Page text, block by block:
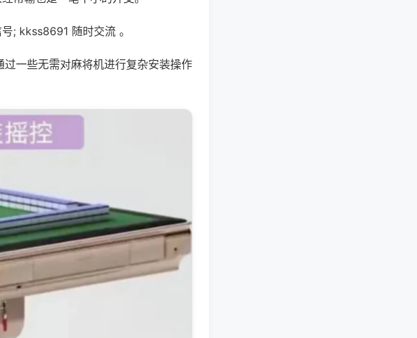
; kkss8691 随时交流 。
一些无需对麻将机进行复杂安装操作